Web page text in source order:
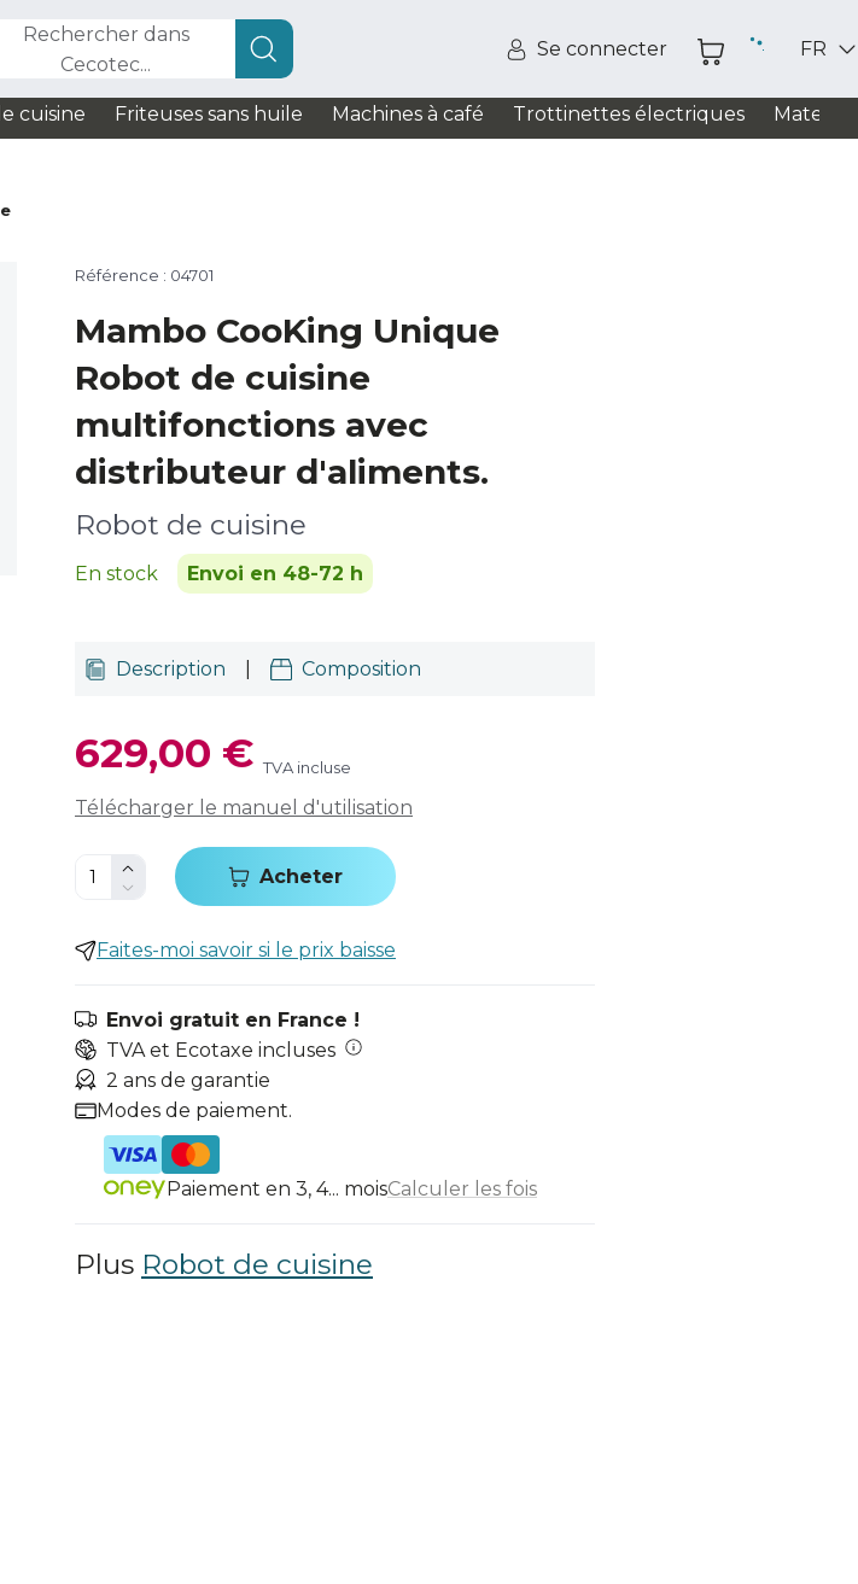
Rechercher dans
Cecotec...
Se connecter FR
cuisine Friteuses sans huile Machines à café Trottinettes électriques Matelas
Référence : 04701
Mambo CooKing Unique
Robot de cuisine
multifonctions avec
distributeur d'aliments.
Robot de cuisine
En stock Envoi en 48-72 h
Description Composition
629,00 € TVA incluse
Télécharger le manuel d'utilisation
Acheter
Faites-moi savoir si le prix baisse
Envoi gratuit en France !
TVA et Ecotaxe incluses
2 ans de garantie
Modes de paiement.
Paiement en 3, 4... moisCalculer les fois
Plus Robot de cuisine